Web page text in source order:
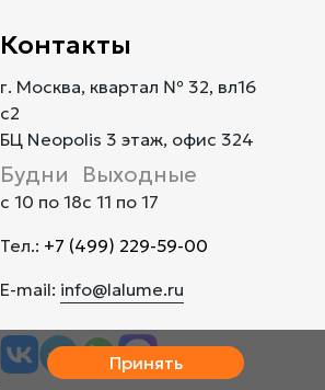
Контакты
г. Москва, квартал № 32, вл16
с2
БЦ Neopolis 3 этаж, офис 324
Будни
с 10 по 18
Выходные
с 11 по 17
Тел.: +7 (499) 229-59-00
E-mail: info@lalume.ru
Принять